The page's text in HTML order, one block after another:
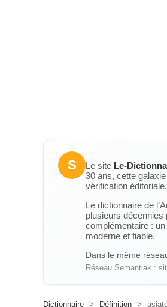
S Le site Le-
30 ans, cette
vérification éditoriale.
Le dictionnaire de
plusieurs décennies
complémentaire :
moderne et fiable.
Dans le même
Réseau Semantiak :
Dictionnaire > Définition >